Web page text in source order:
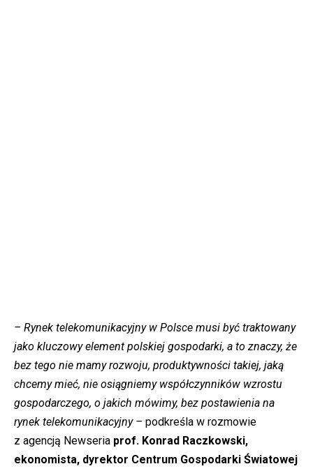
– Rynek telekomunikacyjny w Polsce musi być traktowany
jako kluczowy element polskiej gospodarki, a to znaczy, że
bez tego nie mamy rozwoju, produktywności takiej, jaką
chcemy mieć, nie osiągniemy współczynników wzrostu
gospodarczego, o jakich mówimy, bez postawienia na
rynek telekomunikacyjny – podkreśla w rozmowie
z agencją Newseria prof. Konrad Raczkowski,
ekonomista, dyrektor Centrum Gospodarki Światowej